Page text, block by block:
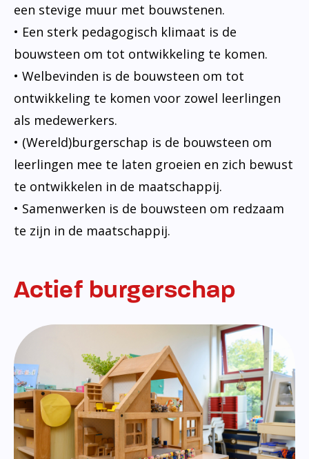
een stevige muur met bouwstenen.
• Een sterk pedagogisch klimaat is de
bouwsteen om tot ontwikkeling te komen.
• Welbevinden is de bouwsteen om tot
ontwikkeling te komen voor zowel leerlingen
als medewerkers.
• (Wereld)burgerschap is de bouwsteen om
leerlingen mee te laten groeien en zich bewust
te ontwikkelen in de maatschappij.
• Samenwerken is de bouwsteen om redzaam
te zijn in de maatschappij.
Actief burgerschap